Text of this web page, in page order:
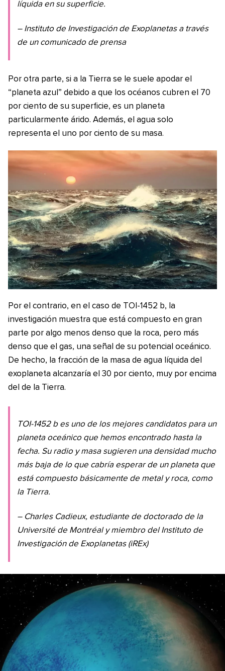
líquida en su superficie.
– Instituto de Investigación de Exoplanetas a través
de un comunicado de prensa
Por otra parte, si a la Tierra se le suele apodar el
“planeta azul” debido a que los océanos cubren el 70
por ciento de su superficie, es un planeta
particularmente árido. Además, el agua solo
representa el uno por ciento de su masa.
Por el contrario, en el caso de TOI-1452 b, la
investigación muestra que está compuesto en gran
parte por algo menos denso que la roca, pero más
denso que el gas, una señal de su potencial oceánico.
De hecho, la fracción de la masa de agua líquida del
exoplaneta alcanzaría el 30 por ciento, muy por encima
del de la Tierra.
TOI-1452 b es uno de los mejores candidatos para un
planeta oceánico que hemos encontrado hasta la
fecha. Su radio y masa sugieren una densidad mucho
más baja de lo que cabría esperar de un planeta que
está compuesto básicamente de metal y roca, como
la Tierra.
– Charles Cadieux, estudiante de doctorado de la
Université de Montréal y miembro del Instituto de
Investigación de Exoplanetas (iREx)